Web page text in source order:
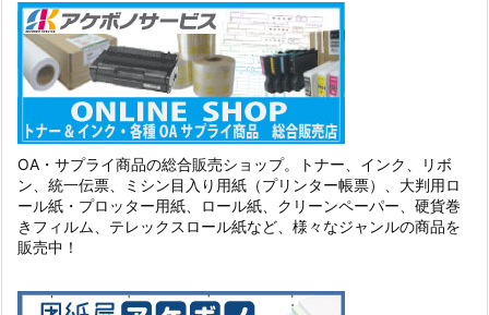
OA・サプライ商品の総合販売ショップ。トナー、インク、リボ
ン、統一伝票、ミシン目入り用紙（プリンター帳票）、大判用ロ
ール紙・プロッター用紙、ロール紙、クリーンペーパー、硬貨巻
きフィルム、テレックスロール紙など、様々なジャンルの商品を
販売中！